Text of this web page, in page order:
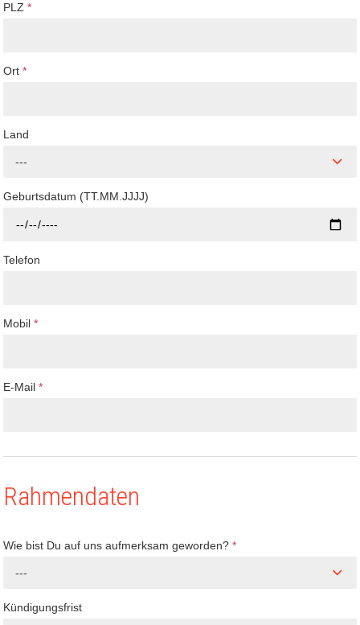
PLZ*
Ort*
Land
---
Geburtsdatum (TT.MM.JJJJ)
Telefon
Mobil*
E-Mail*
Rahmendaten
Wie bist Du auf uns aufmerksam geworden?*
---
Kündigungsfrist